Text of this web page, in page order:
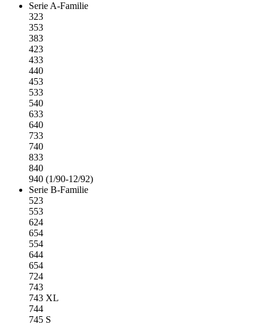
Serie A-Familie
323
353
383
423
433
440
453
533
540
633
640
733
740
833
840
940 (1/90-12/92)
Serie B-Familie
523
553
624
654
554
644
654
724
743
743 XL
744
745 S